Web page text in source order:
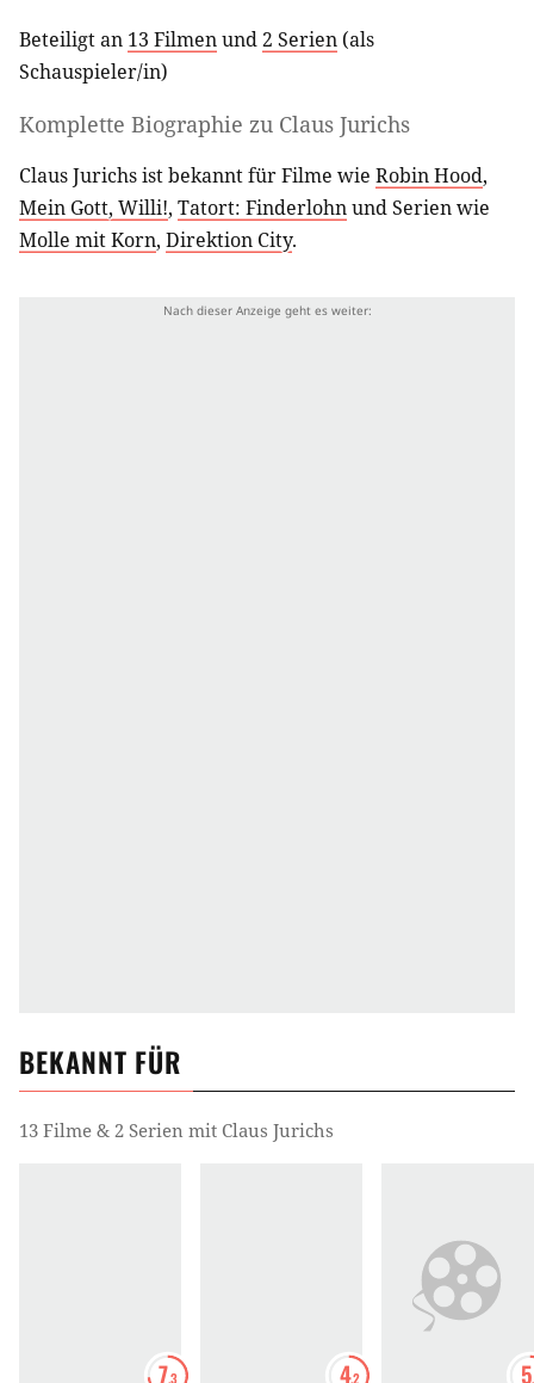
Beteiligt an 13 Filmenund2 Serien (als
Schauspieler/in)
Komplette Biographie zu Claus Jurichs
Claus Jurichs ist bekannt für Filme wie Robin Hood,
Mein Gott, Willi!, Tatort: Finderlohnund Serien wie
Molle mit Korn, Direktion City.
BEKANNT FÜR
13 Filme & 2 Serien mit Claus Jurichs
7.3 4.2 5